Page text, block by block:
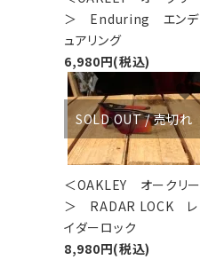
＞ Enduring エンデ
ュアリング
6,980円(税込)
SOLD OUT / 売切れ
＜OAKLEY オークリー
＞ RADAR LOCK レ
イダーロック
8,980円(税込)
favorite